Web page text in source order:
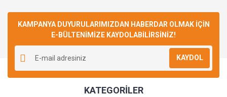
Yorum Yaz
KAMPANYA DUYURULARIMIZDAN HABERDAR OLMAK İÇİN
E-BÜLTENİMİZE KAYDOLABİLİRSİNİZ!
KAYDOL
KATEGORİLER